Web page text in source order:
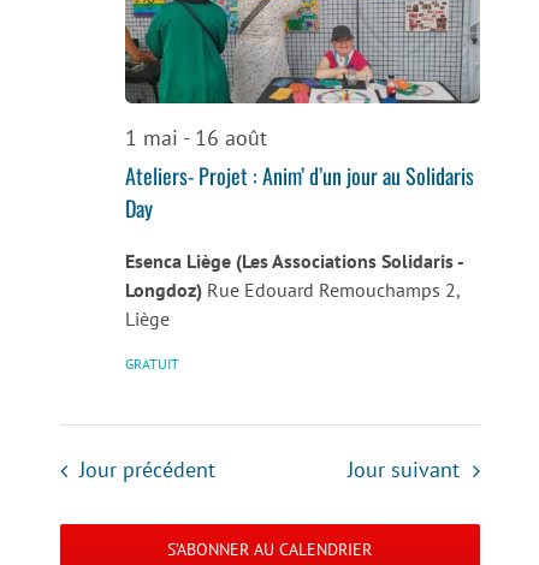
de
vues
1 mai - 16 août
Ateliers- Projet : Anim’ d’un jour au Solidaris
Day
Esenca Liège (Les Associations Solidaris -
Longdoz) Rue Edouard Remouchamps 2,
Liège
GRATUIT
Jour précédent Jour suivant
S’ABONNER AU CALENDRIER